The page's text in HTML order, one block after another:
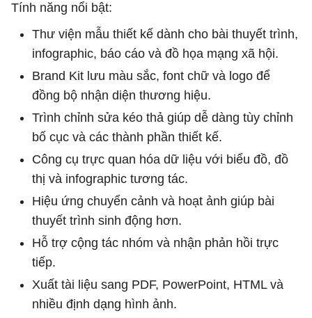
Tính năng nổi bật:
Thư viện mẫu thiết kế dành cho bài thuyết trình,
infographic, báo cáo và đồ họa mạng xã hội.
Brand Kit lưu màu sắc, font chữ và logo để
đồng bộ nhận diện thương hiệu.
Trình chỉnh sửa kéo thả giúp dễ dàng tùy chỉnh
bố cục và các thành phần thiết kế.
Công cụ trực quan hóa dữ liệu với biểu đồ, đồ
thị và infographic tương tác.
Hiệu ứng chuyển cảnh và hoạt ảnh giúp bài
thuyết trình sinh động hơn.
Hỗ trợ cộng tác nhóm và nhận phản hồi trực
tiếp.
Xuất tài liệu sang PDF, PowerPoint, HTML và
nhiều định dạng hình ảnh.